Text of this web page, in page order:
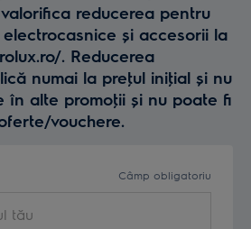
reducerea pentru
și accesorii la
. Reducerea
numai la preţul iniţial și nu
în alte promoţii și nu poate fi
vouchere.
Câmp obligatoriu